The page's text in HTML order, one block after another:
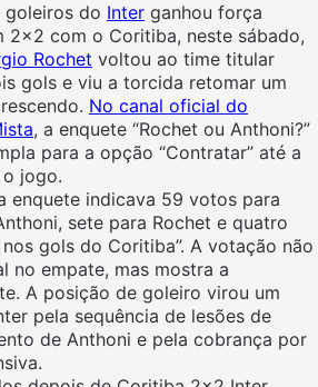
goleiros do Inter ganhou força
2×2 com o Coritiba, neste sábado,
Rochet voltou ao time titular
gols e viu a torcida retomar um
No canal oficial do
, a enquete “Rochet ou Anthoni?”
para a opção “Contratar” até a
jogo.
enquete indicava 59 votos para
sete para Rochet e quatro
gols do Coritiba”. A votação não
no empate, mas mostra a
A posição de goleiro virou um
pela sequência de lesões de
de Anthoni e pela cobrança por